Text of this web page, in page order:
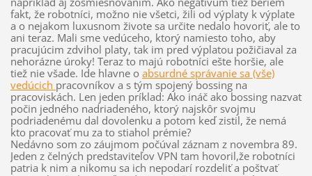
fakt, že robotníci, možno nie všetci, žili od výplaty k výplate
a o nejakom luxusnom živote sa určite nedalo hovoriť, ale to
ani teraz. Mali sme vedúceho, ktorý namiesto toho, aby
pracujúcim zdvihol platy, tak im pred výplatou požičiaval za
nehorázne úroky! Teraz to majú robotníci ešte horšie, ale
tiež nie všade. Ide hlavne o absurdné správanie sa (vše)
vedúcich pracovníkov a s tým spojený bossing na
pracoviskách. Len jeden príklad: Ako ináč ako bossing nazvať
počin jedného nadriadeného, ktorý najskôr svojmu
podriadenému dal dovolenku a potom keď zistil, že nemá
kto pracovať mu za to stiahol prémie?
Nedávno som zo záujmom počúval záznam z novembra 89.
Jeden z čelných predstaviteľov VPN tam hovoril,že robotníci
patria k nim a nikomu sa ich nepodarí rozdeliť a poštvať